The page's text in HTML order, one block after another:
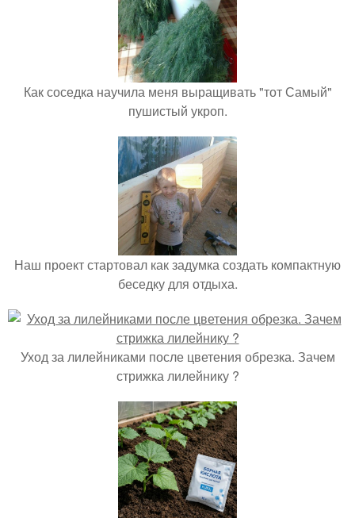
Как соседка научила меня выращивать "тот Самый"
пушистый укроп.
Наш проект стартовал как задумка создать компактную
беседку для отдыха.
Уход за лилейниками после цветения обрезка. Зачем
стрижка лилейнику ?